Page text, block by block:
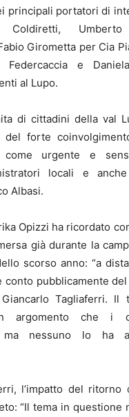
principali portatori di
Coldiretti,
Girometta per Cia
Federcaccia e
al Lupo.
di cittadini della val
del forte
come urgente e
locali e
Albasi.
Opizzi ha ricordato
già durante la
scorso anno: “a
conto pubblicamente
Tagliaferri. Il
argomento che i
ma nessuno lo ha
l’impatto del
“Il tema in questione